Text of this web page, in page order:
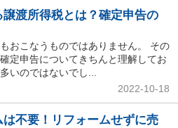
渡所得税とは？確定申告の
おこなうものではありません。 その
定申告についてきちんと理解してお
いのではないでし...
2022-10-18
不要！リフォームせずに売